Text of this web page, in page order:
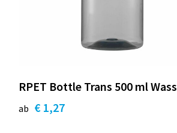
RPET Bottle Trans 500 ml
ab € 1,27